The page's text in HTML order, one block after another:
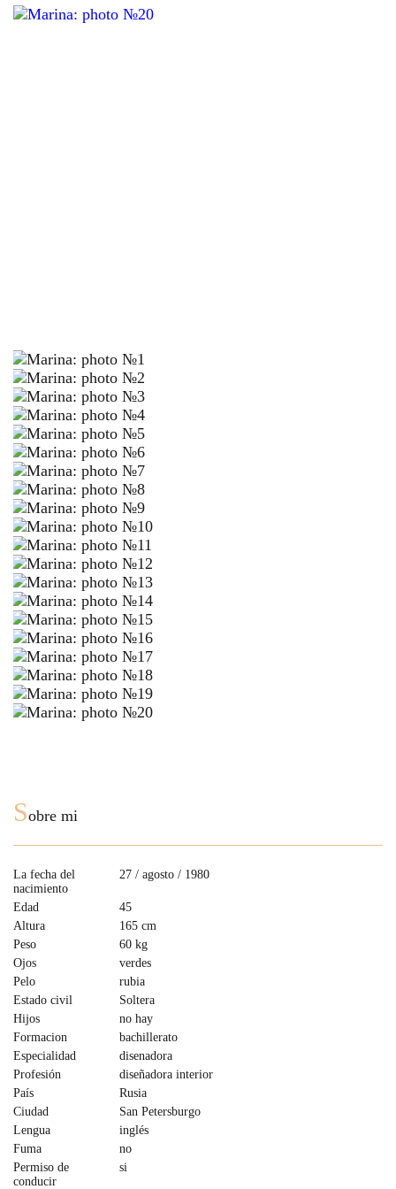
Sobre mi
La fecha del
nacimiento
27 / agosto / 1980
Edad
45
Altura
165 cm
Peso
60 kg
Ojos
verdes
Pelo
rubia
Estado civil
Soltera
Hijos
no hay
Formacion
bachillerato
Especialidad
disenadora
Profesión
diseñadora interior
País
Rusia
Ciudad
San Petersburgo
Lengua
inglés
Fuma
no
Permiso de
conducir
si